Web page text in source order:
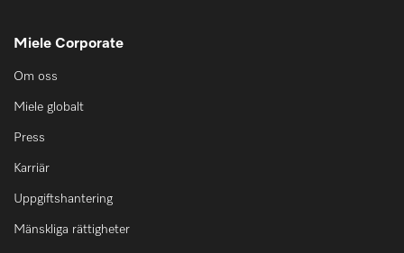
Miele Corporate
Om oss
Miele globalt
Press
Karriär
Uppgiftshantering
Mänskliga rättigheter